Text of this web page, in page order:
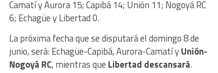
Camatí y Aurora 15; Capibá 14; Unión 11; Nogoyá RC
6; Echagüe y Libertad 0.
La próxima fecha que se disputará el domingo 8 de
junio, será: Echagüe-Capibá, Aurora-Camatí yUnión-
Nogoyá RC, mientras que Libertad descansará.